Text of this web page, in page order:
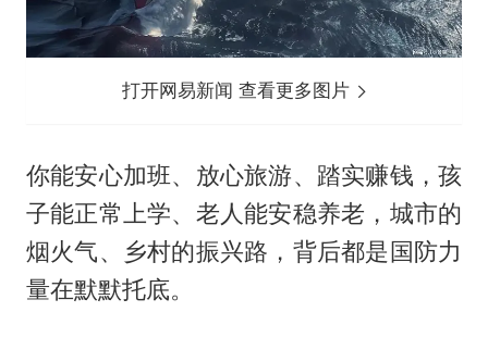
打开网易新闻 查看更多图片
你能安心加班、放心旅游、踏实赚钱，孩
子能正常上学、老人能安稳养老，城市的
烟火气、乡村的振兴路，背后都是国防力
量在默默托底。